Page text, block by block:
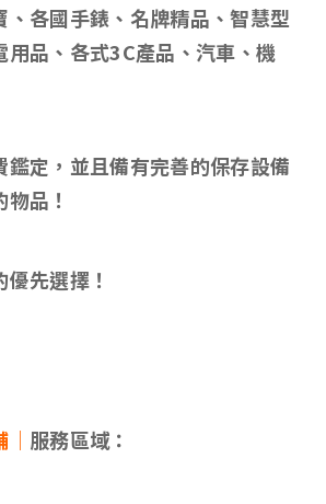
、各國手錶、名牌精品、智慧型
用品、各式3C產品、汽車、機
鑑定，並且備有完善的保存設備
品！
先選擇！
服務區域：